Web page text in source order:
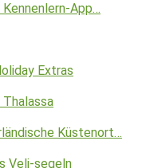
App…
Extras
Küstenort…